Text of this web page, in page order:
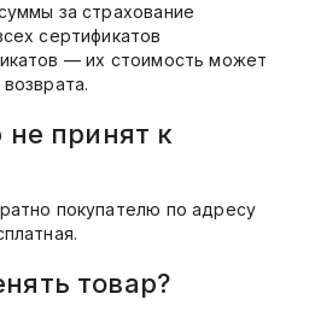
за страхование
сертификатов
— их стоимость может
не принят к
покупателю по адресу
товар?